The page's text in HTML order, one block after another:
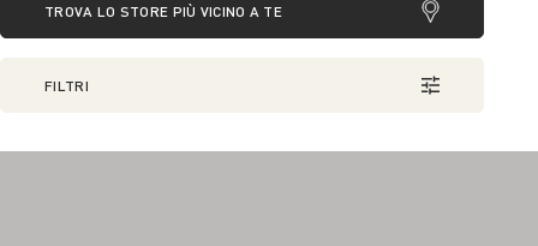
TROVA LO STORE PIÙ VICINO A TE
FILTRI